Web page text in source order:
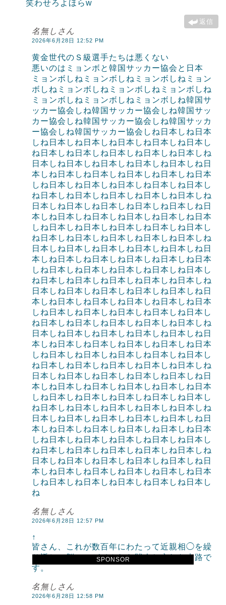
SPONSOR
笑わせろよほらw
返信
名無しさん
2026年6月28日 12:52 PM
黄金世代のＳ級選手たちは悪くない
悪いのはミョンボと韓国サッカー協会と日本
ミョンボしねミョンボしねミョンボしねミョン
ボしねミョンボしねミョンボしねミョンボしね
ミョンボしねミョンボしねミョンボしね韓国サ
ッカー協会しね韓国サッカー協会しね韓国サッ
カー協会しね韓国サッカー協会しね韓国サッカ
ー協会しね韓国サッカー協会しね日本しね日本
しね日本しね日本しね日本しね日本しね日本し
ね日本しね日本しね日本しね日本しね日本しね
日本しね日本しね日本しね日本しね日本しね日
本しね日本しね日本しね日本しね日本しね日本
しね日本しね日本しね日本しね日本しね日本し
ね日本しね日本しね日本しね日本しね日本しね
日本しね日本しね日本しね日本しね日本しね日
本しね日本しね日本しね日本しね日本しね日本
しね日本しね日本しね日本しね日本しね日本し
ね日本しね日本しね日本しね日本しね日本しね
日本しね日本しね日本しね日本しね日本しね日
本しね日本しね日本しね日本しね日本しね日本
しね日本しね日本しね日本しね日本しね日本し
ね日本しね日本しね日本しね日本しね日本しね
日本しね日本しね日本しね日本しね日本しね日
本しね日本しね日本しね日本しね日本しね日本
しね日本しね日本しね日本しね日本しね日本し
ね日本しね日本しね日本しね日本しね日本しね
日本しね日本しね日本しね日本しね日本しね日
本しね日本しね日本しね日本しね日本しね日本
しね日本しね日本しね日本しね日本しね日本し
ね日本しね日本しね日本しね日本しね日本しね
日本しね日本しね日本しね日本しね日本しね日
本しね日本しね日本しね日本しね日本しね日本
しね日本しね日本しね日本しね日本しね日本し
ね日本しね日本しね日本しね日本しね日本しね
日本しね日本しね日本しね日本しね日本しね日
本しね日本しね日本しね日本しね日本しね日本
しね日本しね日本しね日本しね日本しね日本し
ね日本しね日本しね日本しね日本しね日本しね
日本しね日本しね日本しね日本しね日本しね日
本しね日本しね日本しね日本しね日本しね日本
しね日本しね日本しね日本しね日本しね日本し
ね
名無しさん
2026年6月28日 12:57 PM
↑
皆さん、これが数百年にわたって近親相◯を繰
り返して脳ミソがイカれた賤人ね哀れな末路で
す。
名無しさん
2026年6月28日 12:58 PM